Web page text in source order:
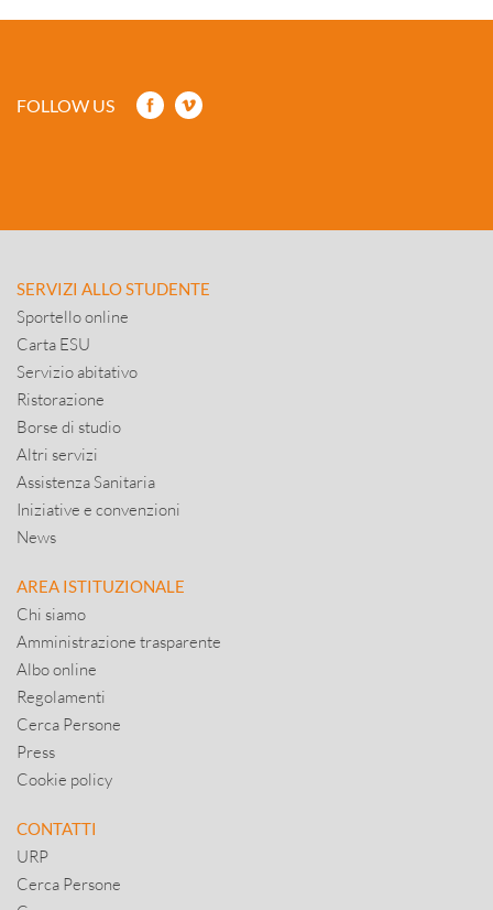
FOLLOW US
SERVIZI ALLO STUDENTE
Sportello online
Carta ESU
Servizio abitativo
Ristorazione
Borse di studio
Altri servizi
Assistenza Sanitaria
Iniziative e convenzioni
News
AREA ISTITUZIONALE
Chi siamo
Amministrazione trasparente
Albo online
Regolamenti
Cerca Persone
Press
Cookie policy
CONTATTI
URP
Cerca Persone